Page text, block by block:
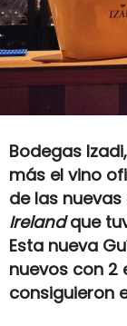
Bodegas
más el vino
de las
Irelandque
Esta nueva
nuevos con 2
consiguieron